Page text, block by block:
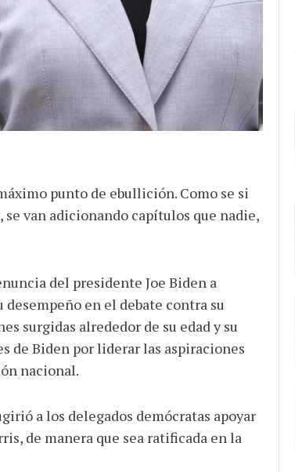
punto de ebullición. Como se si
se van adicionando capítulos que nadie,
del presidente Joe Biden a
en el debate contra su
surgidas alrededor de su edad y su
de Biden por liderar las aspiraciones
nacional.
a los delegados demócratas apoyar
de manera que sea ratificada en la